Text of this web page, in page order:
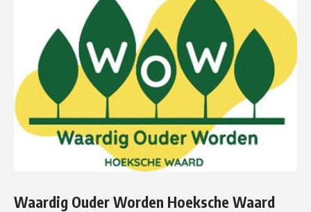
Waardig Ouder Worden Hoeksche Waard